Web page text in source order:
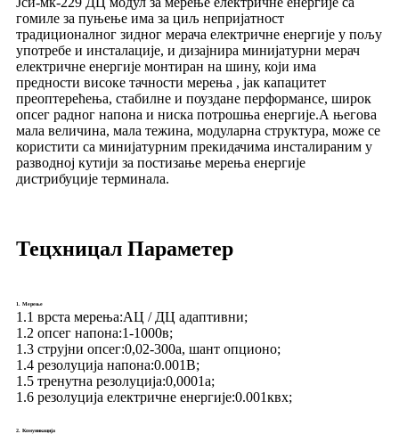
гомиле за пуњење има за циљ непријатност
традиционалног зидног мерача електричне енергије у пољу
употребе и инсталације, и дизајнира минијатурни мерач
електричне енергије монтиран на шину, који има
предности високе тачности мерења , јак капацитет
преоптерећења, стабилне и поуздане перформансе, широк
опсег радног напона и ниска потрошња енергије.А његова
мала величина, мала тежина, модуларна структура, може се
користити са минијатурним прекидачима инсталираним у
разводној кутији за постизање мерења енергије
дистрибуције терминала.
Тецхницал Параметер
1. Мерење
1.1 врста мерења:АЦ / ДЦ адаптивни;
1.2 опсег напона:1-1000в;
1.3 струјни опсег:0,02-300а, шант опционо;
1.4 резолуција напона:0.001В;
1.5 тренутна резолуција:0,0001а;
1.6 резолуција електричне енергије:0.001квх;
2. Комуникација